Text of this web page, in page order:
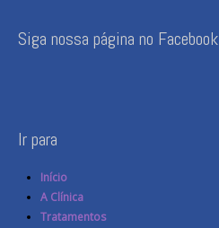
Siga nossa página no Facebook
Ir para
Início
A Clínica
Tratamentos